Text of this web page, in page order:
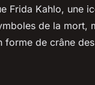
Frida Kahlo, une
de la mort,
forme de crâne